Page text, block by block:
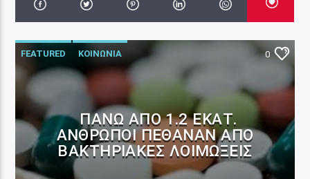
FEATURED ΚΟΙΝΩΝΙΑ 0
ΠΆΝΩ ΑΠΌ 1.2 ΕΚΑΤ.
ΆΝΘΡΩΠΟΙ ΠΈΘΑΝΑΝ ΑΠΌ
ΒΑΚΤΗΡΙΑΚΈΣ ΛΟΙΜΏΞΕΙΣ